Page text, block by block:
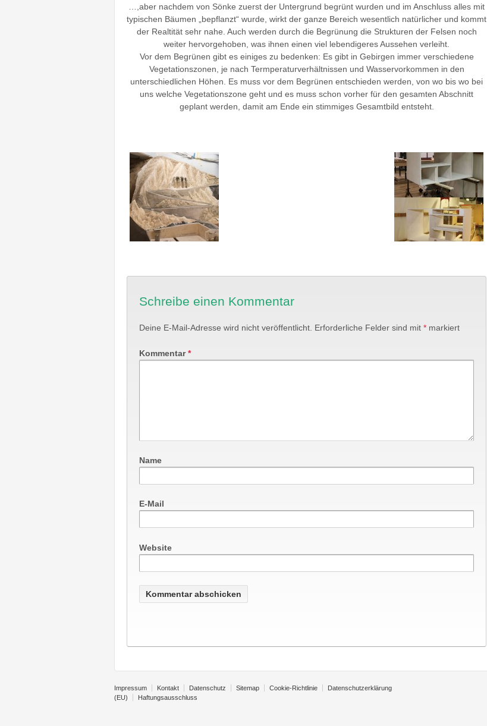
…,aber nachdem von Sönke zuerst der Untergrund begrünt wurden und im Anschluss alles mit
typischen Bäumen „bepflanzt“ wurde, wirkt der ganze Bereich wesentlich natürlicher und kommt
der Realtität sehr nahe. Auch werden durch die Begrünung die Strukturen der Felsen noch
weiter hervorgehoben, was ihnen einen viel lebendigeres Aussehen verleiht.
Vor dem Begrünen gibt es einiges zu bedenken: Es gibt in Gebirgen immer verschiedene
Vegetationszonen, je nach Termperaturverhältnissen und Wasservorkommen in den
unterschiedlichen Höhen. Es muss vor dem Begrünen entschieden werden, von wo bis wo bei
uns welche Vegetationszone geht und es muss schon vorher für den gesamten Abschnitt
geplant werden, damit am Ende ein stimmiges Gesamtbild entsteht.
Schreibe einen Kommentar
Deine E-Mail-Adresse wird nicht veröffentlicht. Erforderliche Felder sind mit * markiert
Kommentar*
Name
E-Mail
Website
Impressum Kontakt Datenschutz Sitemap Cookie-Richtlinie
Datenschutzerklärung
(EU)
Haftungsausschluss